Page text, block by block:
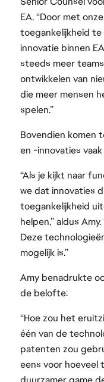
EA. “Door met
toegankelijkheid
innovatie binnen
steeds meer
ontwikkelen van
die meer mensen
spelen.”
Bovendien komen
en -innovaties
“Als je kijkt naar
we dat innovaties
toegankelijkheid
helpen,” aldus
Deze
mogelijk is.”
Amy benadrukte
de belofte:
“Hoe zou het
één van de
patenten zou
eens voor hoeveel